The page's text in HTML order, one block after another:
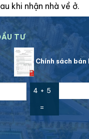
khi nhận nhà về ở.
TƯ
Chính sách bán
4 + 5
=